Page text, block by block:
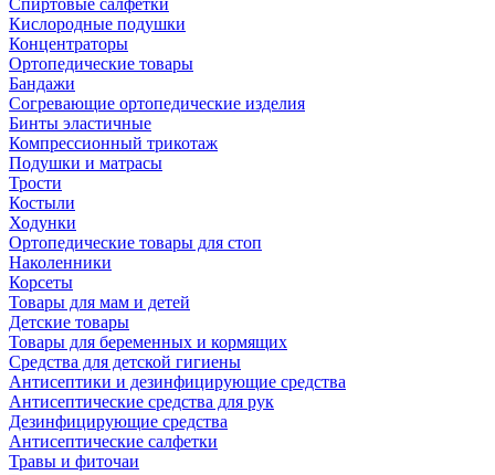
Спиртовые салфетки
Кислородные подушки
Концентраторы
Ортопедические товары
Бандажи
Согревающие ортопедические изделия
Бинты эластичные
Компрессионный трикотаж
Подушки и матрасы
Трости
Костыли
Ходунки
Ортопедические товары для стоп
Наколенники
Корсеты
Товары для мам и детей
Детские товары
Товары для беременных и кормящих
Средства для детской гигиены
Антисептики и дезинфицирующие средства
Антисептические средства для рук
Дезинфицирующие средства
Антисептические салфетки
Травы и фиточаи